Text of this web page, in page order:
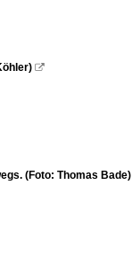

(Foto: Thomas Bade)